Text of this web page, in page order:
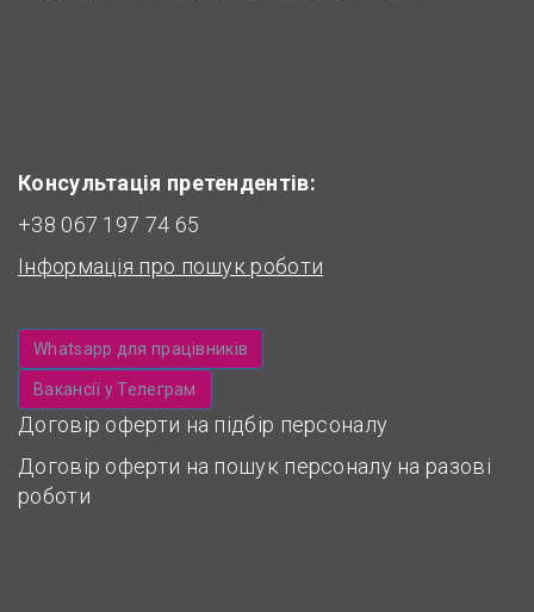
Консультація претендентів:
+38 067 197 74 65
Інформація про пошук роботи
Whatsapp для працівників
Вакансії у Телеграм
Договір оферти на підбір персоналу
Договір оферти на пошук персоналу на разові
роботи